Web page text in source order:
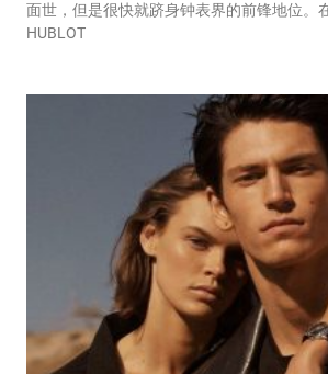
面世，但是很快就跻身钟表界的前锋地位。
HUBLOT